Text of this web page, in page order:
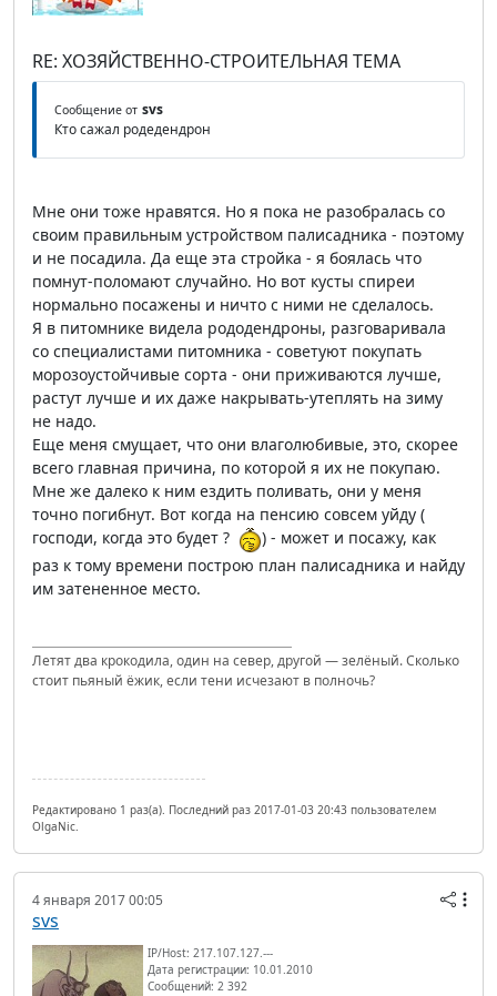
RE: ХОЗЯЙСТВЕННО-СТРОИТЕЛЬНАЯ ТЕМА
Сообщение от svs
Кто сажал родедендрон
Мне они тоже нравятся. Но я пока не разобралась со
своим правильным устройством палисадника - поэтому
и не посадила. Да еще эта стройка - я боялась что
помнут-поломают случайно. Но вот кусты спиреи
нормально посажены и ничто с ними не сделалось.
Я в питомнике видела рододендроны, разговаривала
со специалистами питомника - советуют покупать
морозоустойчивые сорта - они приживаются лучше,
растут лучше и их даже накрывать-утеплять на зиму
не надо.
Еще меня смущает, что они влаголюбивые, это, скорее
всего главная причина, по которой я их не покупаю.
Мне же далеко к ним ездить поливать, они у меня
точно погибнут. Вот когда на пенсию совсем уйду (
господи, когда это будет ?
) - может и посажу, как
раз к тому времени построю план палисадника и найду
им затененное место.
Летят два крокодила, один на север, другой — зелёный. Сколько
стоит пьяный ёжик, если тени исчезают в полночь?
Редактировано 1 раз(а). Последний раз 2017-01-03 20:43 пользователем
OlgaNic.
4 января 2017 00:05
svs
IP/Host: 217.107.127.---
Дата регистрации: 10.01.2010
Сообщений: 2 392